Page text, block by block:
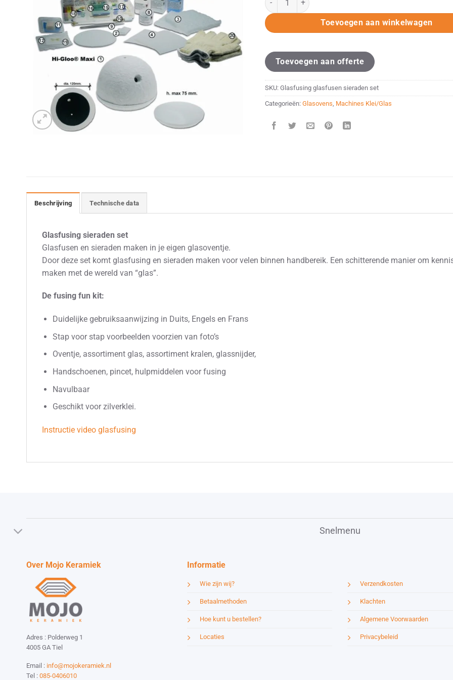
Toevoegen aan winkelwagen
Toevoegen aan offerte
SKU: Glasfusing glasfusen sieraden set
Categorieën: Glasovens Machines Klei/Glas
Beschrijving Technische data
Glasfusing sieraden set
Glasfusen en sieraden maken in je eigen glasoventje.
Door deze set komt glasfusing en sieraden maken voor velen binnen handbereik. Een schitterende manier om
maken met de wereld van “glas”.
De fusing fun kit:
Duidelijke gebruiksaanwijzing in Duits, Engels en Frans
Stap voor stap voorbeelden voorzien van foto’s
Oventje, assortiment glas, assortiment kralen, glassnijder,
Handschoenen, pincet, hulpmiddelen voor fusing
Navulbaar
Geschikt voor zilverklei.
Instructie video glasfusing
Snelmenu
Over Mojo Keramiek
Adres : Polderweg 1
4005 GA Tiel
Email : info@mojokeramiek.nl
Tel : 085-0406010
Informatie
Wie zijn wij?
Betaalmethoden
Hoe kunt u bestellen?
Locaties
Verzendkosten
Klachten
Algemene Voorwaarden
Privacybeleid